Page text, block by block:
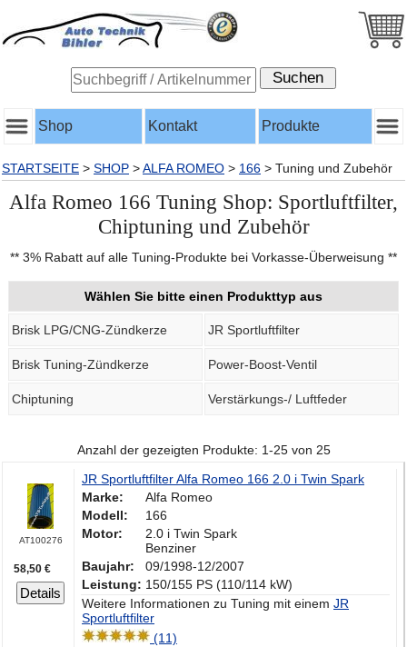
Shop Kontakt Produkte
STARTSEITE > SHOP >ALFA ROMEO > 166 > Tuning und Zubehör
Alfa Romeo 166 Tuning Shop: Sportluftfilter,
Chiptuning und Zubehör
** 3% Rabatt auf alle Tuning-Produkte bei Vorkasse-Überweisung **
Wählen Sie bitte einen Produkttyp aus
Brisk LPG/CNG-Zündkerze JR Sportluftfilter
Brisk Tuning-Zündkerze Power-Boost-Ventil
Chiptuning Verstärkungs-/ Luftfeder
Anzahl der gezeigten Produkte: 1-25 von 25
AT100276
58,50 €
Details
JR Sportluftfilter Alfa Romeo 166 2.0 i Twin Spark
Marke:
Alfa Romeo
Modell:
166
Motor:
2.0 i Twin Spark
Benziner
Baujahr:
09/1998-12/2007
Leistung: 150/155 PS (110/114 kW)
Weitere Informationen zu Tuning mit einem JR
Sportluftfilter
(11)